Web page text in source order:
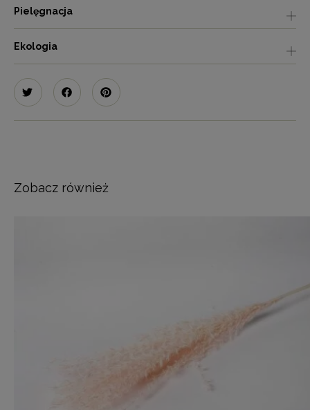
Pielęgnacja
Ekologia
Zobacz również